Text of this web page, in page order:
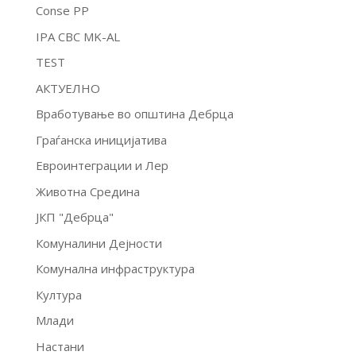
Conse PP
IPA CBC MK-AL
TEST
АКТУЕЛНО
Вработување во општина Дебрца
Граѓанска иницијатива
Евроинтеграции и Лер
Животна Средина
ЈКП "Дебрца"
Комуналини Дејности
Комунална инфраструктура
Култура
Млади
Настани